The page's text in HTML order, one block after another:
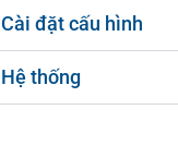
Cài đặt cấu hình
Hệ thống